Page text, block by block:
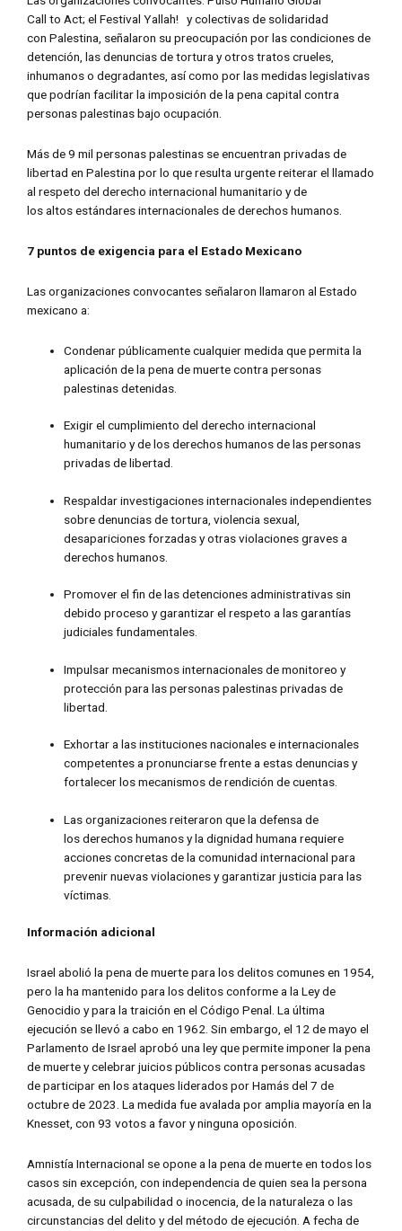
Call to Act; el Festival Yallah! y colectivas de solidaridad
con Palestina, señalaron su preocupación por las condiciones de
detención, las denuncias de tortura y otros tratos crueles,
inhumanos o degradantes, así como por las medidas legislativas
que podrían facilitar la imposición de la pena capital contra
personas palestinas bajo ocupación.
Más de 9 mil personas palestinas se encuentran privadas de
libertad en Palestina por lo que resulta urgente reiterar el llamado
al respeto del derecho internacional humanitario y de
los altos estándares internacionales de derechos humanos.
7 puntos de exigencia para el Estado Mexicano
Las organizaciones convocantes señalaron llamaron al Estado
mexicano a:
Condenar públicamente cualquier medida que permita la
aplicación de la pena de muerte contra personas
palestinas detenidas.
Exigir el cumplimiento del derecho internacional
humanitario y de los derechos humanos de las personas
privadas de libertad.
Respaldar investigaciones internacionales independientes
sobre denuncias de tortura, violencia sexual,
desapariciones forzadas y otras violaciones graves a
derechos humanos.
Promover el fin de las detenciones administrativas sin
debido proceso y garantizar el respeto a las garantías
judiciales fundamentales.
Impulsar mecanismos internacionales de monitoreo y
protección para las personas palestinas privadas de
libertad.
Exhortar a las instituciones nacionales e internacionales
competentes a pronunciarse frente a estas denuncias y
fortalecer los mecanismos de rendición de cuentas.
Las organizaciones reiteraron que la defensa de
los derechos humanos y la dignidad humana requiere
acciones concretas de la comunidad internacional para
prevenir nuevas violaciones y garantizar justicia para las
víctimas.
Información adicional
Israel abolió la pena de muerte para los delitos comunes en 1954,
pero la ha mantenido para los delitos conforme a la Ley de
Genocidio y para la traición en el Código Penal. La última
ejecución se llevó a cabo en 1962. Sin embargo, el 12 de mayo el
Parlamento de Israel aprobó una ley que permite imponer la pena
de muerte y celebrar juicios públicos contra personas acusadas
de participar en los ataques liderados por Hamás del 7 de
octubre de 2023. La medida fue avalada por amplia mayoría en la
Knesset, con 93 votos a favor y ninguna oposición.
Amnistía Internacional se opone a la pena de muerte en todos los
casos sin excepción, con independencia de quien sea la persona
acusada, de su culpabilidad o inocencia, de la naturaleza o las
circunstancias del delito y del método de ejecución. A fecha de